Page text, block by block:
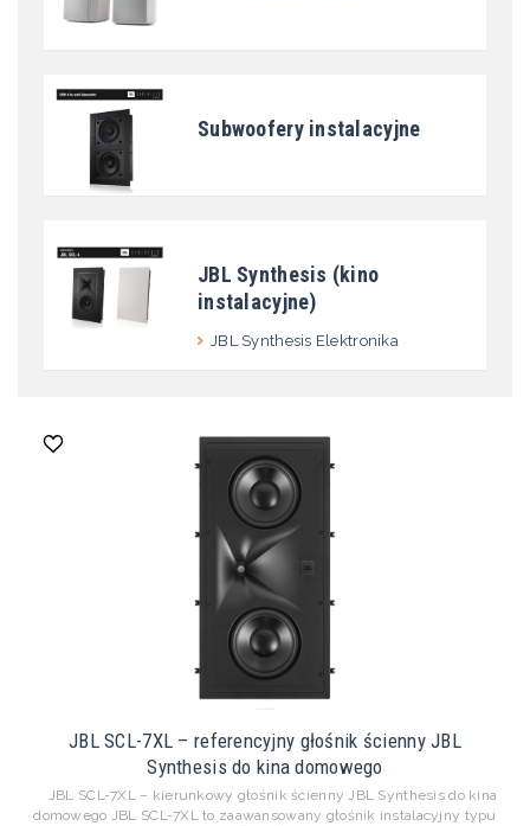
Subwoofery instalacyjne
JBL Synthesis (kino
instalacyjne)
JBL Synthesis Elektronika
JBL SCL-7XL – referencyjny głośnik ścienny JBL
Synthesis do kina domowego
JBL SCL-7XL – kierunkowy głośnik ścienny JBL Synthesis do kina
domowego JBL SCL-7XL to zaawansowany głośnik instalacyjny typu